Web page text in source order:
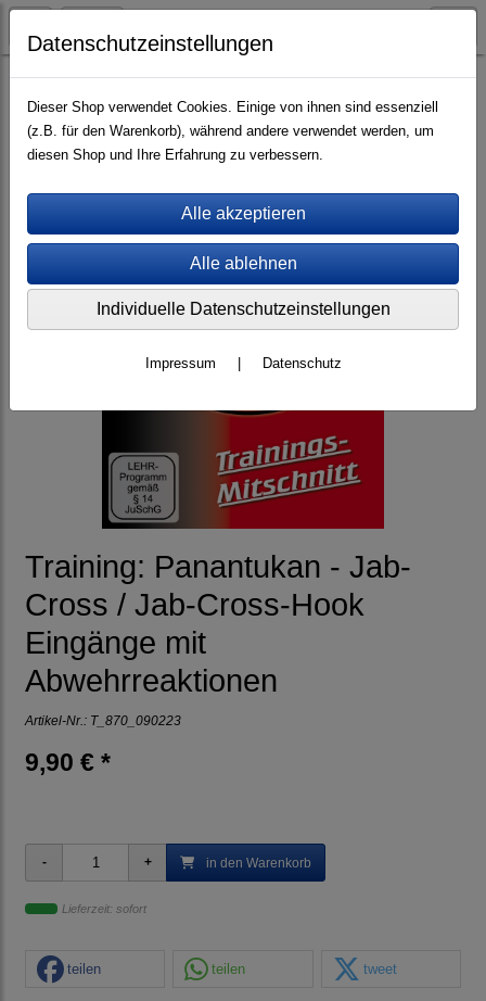
Videos (mp4) Trainings-Mitschnitte
Training: Panantukan - Jab-
Cross / Jab-Cross-Hook
Eingänge mit
Abwehrreaktionen
Artikel-Nr.: T_870_090223
9,90 € *
in den Warenkorb
Lieferzeit: sofort
teilen teilen tweet
Datenschutzeinstellungen
Dieser Shop verwendet Cookies. Einige von ihnen sind essenziell
(z.B. für den Warenkorb), während andere verwendet werden, um
diesen Shop und Ihre Erfahrung zu verbessern.
Individuelle Datenschutzeinstellungen
Impressum Datenschutz